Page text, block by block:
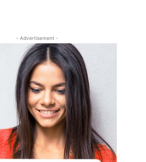
- Advertisement -